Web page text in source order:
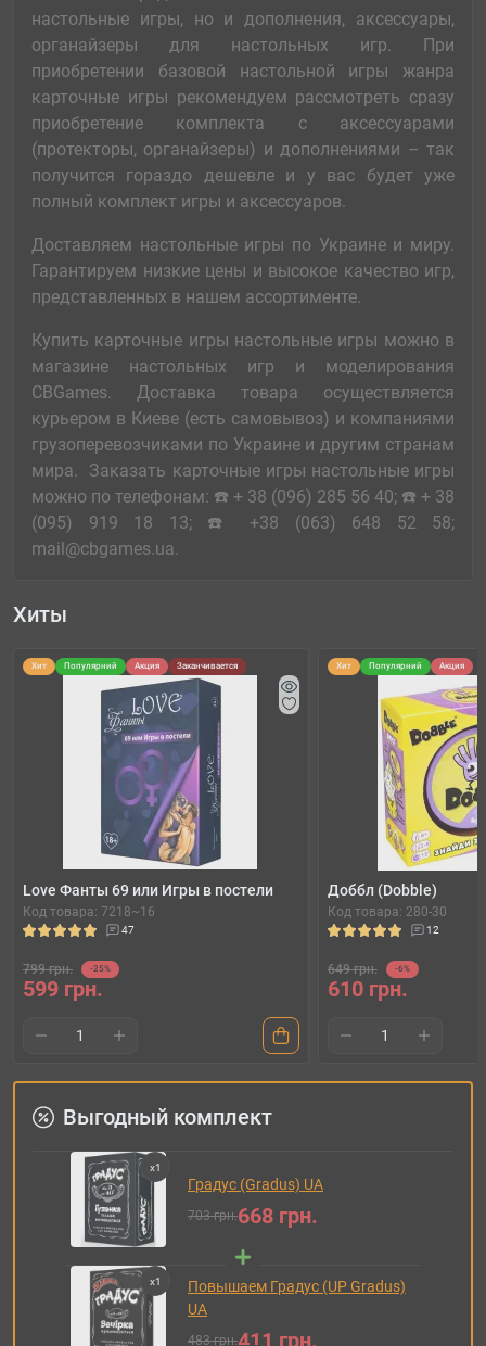
настольные игры, но и дополнения, аксессуары,
органайзеры для настольных игр. При
приобретении базовой настольной игры жанра
карточные игры рекомендуем рассмотреть сразу
приобретение комплекта с аксессуарами
(протекторы, органайзеры) и дополнениями – так
получится гораздо дешевле и у вас будет уже
полный комплект игры и аксессуаров.
Доставляем настольные игры по Украине и миру.
Гарантируем низкие цены и высокое качество игр,
представленных в нашем ассортименте.
Купить карточные игры настольные игры можно в
магазине настольных игр и моделирования
CBGames. Доставка товара осуществляется
курьером в Киеве (есть самовывоз) и компаниями
грузоперевозчиками по Украине и другим странам
мира. Заказать карточные игры настольные игры
можно по телефонам: ☎️ + 38 (096) 285 56 40; ☎️ + 38
(095) 919 18 13; ☎️ +38 (063) 648 52 58;
mail@cbgames.ua.
Хиты
Хит Популярний Акция Заканчивается
Love Фанты 69 или Игры в постели
Код товара: 7218~16
47
799 грн. -25%
599 грн.
Хит Популярний Акция
Доббл (Dobble)
Код товара: 280-30
12
649 грн. -6%
610 грн.
Выгодный комплект
x1
Градус (Gradus) UA
703 грн.668 грн.
x1
Повышаем Градус (UP Gradus)
UA
483 грн.411 грн.